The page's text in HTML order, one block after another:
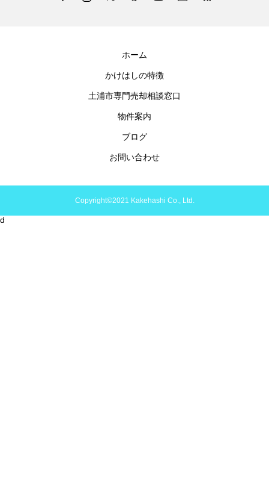
ホーム
かけはしの特徴
土浦市専門売却相談窓口
物件案内
ブログ
お問い合わせ
Copyright©2021 Kakehashi Co., Ltd.
d